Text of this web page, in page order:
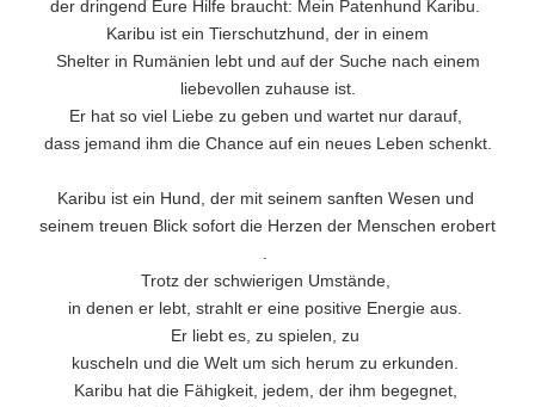
der dringend Eure Hilfe braucht: Mein Patenhund Karibu.
Karibu ist ein Tierschutzhund, der in einem
Shelter in Rumänien lebt und auf der Suche nach einem
liebevollen zuhause ist.
Er hat so viel Liebe zu geben und wartet nur darauf,
dass jemand ihm die Chance auf ein neues Leben schenkt.
Karibu ist ein Hund, der mit seinem sanften Wesen und
seinem treuen Blick sofort die Herzen der Menschen erobert
.
Trotz der schwierigen Umstände,
in denen er lebt, strahlt er eine positive Energie aus.
Er liebt es, zu spielen, zu
kuscheln und die Welt um sich herum zu erkunden.
Karibu hat die Fähigkeit, jedem, der ihm begegnet,